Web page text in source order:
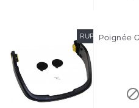
RUPTURE DE
Poignée
